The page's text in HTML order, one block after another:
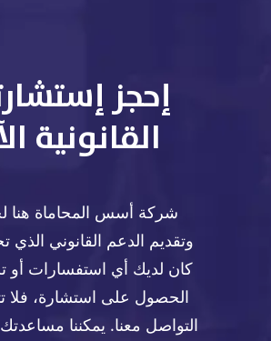
إحجز
القانونية
شركة أسس المحاماة هنا
وتقديم الدعم القانوني الذي
كان لديك أي استفسارات
الحصول على استشارة، فلا
التواصل معنا. يمكننا